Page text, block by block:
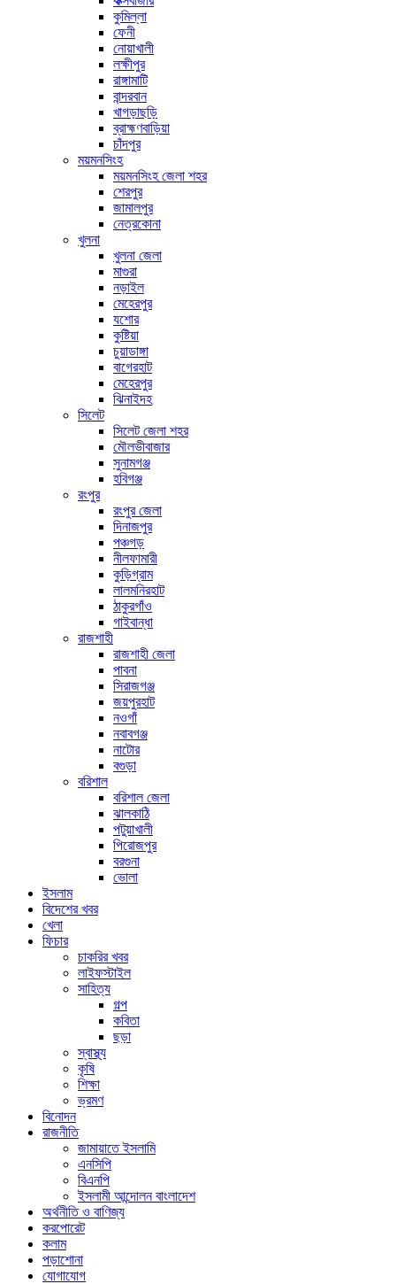
কুমিল্লা
ফেনী
নোয়াখালী
লক্ষীপুর
রাঙ্গামাটি
বান্দরবান
খাগড়াছড়ি
ব্রাহ্মণবাড়িয়া
চাঁদপুর
ময়মনসিংহ
ময়মনসিংহ জেলা শহর
শেরপুর
জামালপুর
নেত্রকোনা
খুলনা
খুলনা জেলা
মাগুরা
নড়াইল
মেহেরপুর
যশোর
কুষ্টিয়া
চুয়াডাঙ্গা
বাগেরহাট
মেহেরপুর
ঝিনাইদহ
সিলেট
সিলেট জেলা শহর
মৌলভীবাজার
সুনামগঞ্জ
হবিগঞ্জ
রংপুর
রংপুর জেলা
দিনাজপুর
পঞ্চগড়
নীলফামারী
কুড়িগ্রাম
লালমনিরহাট
ঠাকুরগাঁও
গাইবান্ধা
রাজশাহী
রাজশাহী জেলা
পাবনা
সিরাজগঞ্জ
জয়পুরহাট
নওগাঁ
নবাবগঞ্জ
নাটোর
বগুড়া
বরিশাল
বরিশাল জেলা
ঝালকাঠি
পটুয়াখালী
পিরোজপুর
বরগুনা
ভোলা
ইসলাম
বিদেশের খবর
খেলা
ফিচার
চাকরির খবর
লাইফস্টাইল
সাহিত্য
গল্প
কবিতা
ছড়া
স্বাস্থ্য
কৃষি
শিক্ষা
ভ্রমণ
বিনোদন
রাজনীতি
জামায়াতে ইসলামি
এনসিপি
বিএনপি
ইসলামী আন্দোলন বাংলাদেশ
অর্থনীতি ও বাণিজ্য
করপোরেট
কলাম
পড়াশোনা
যোগাযোগ